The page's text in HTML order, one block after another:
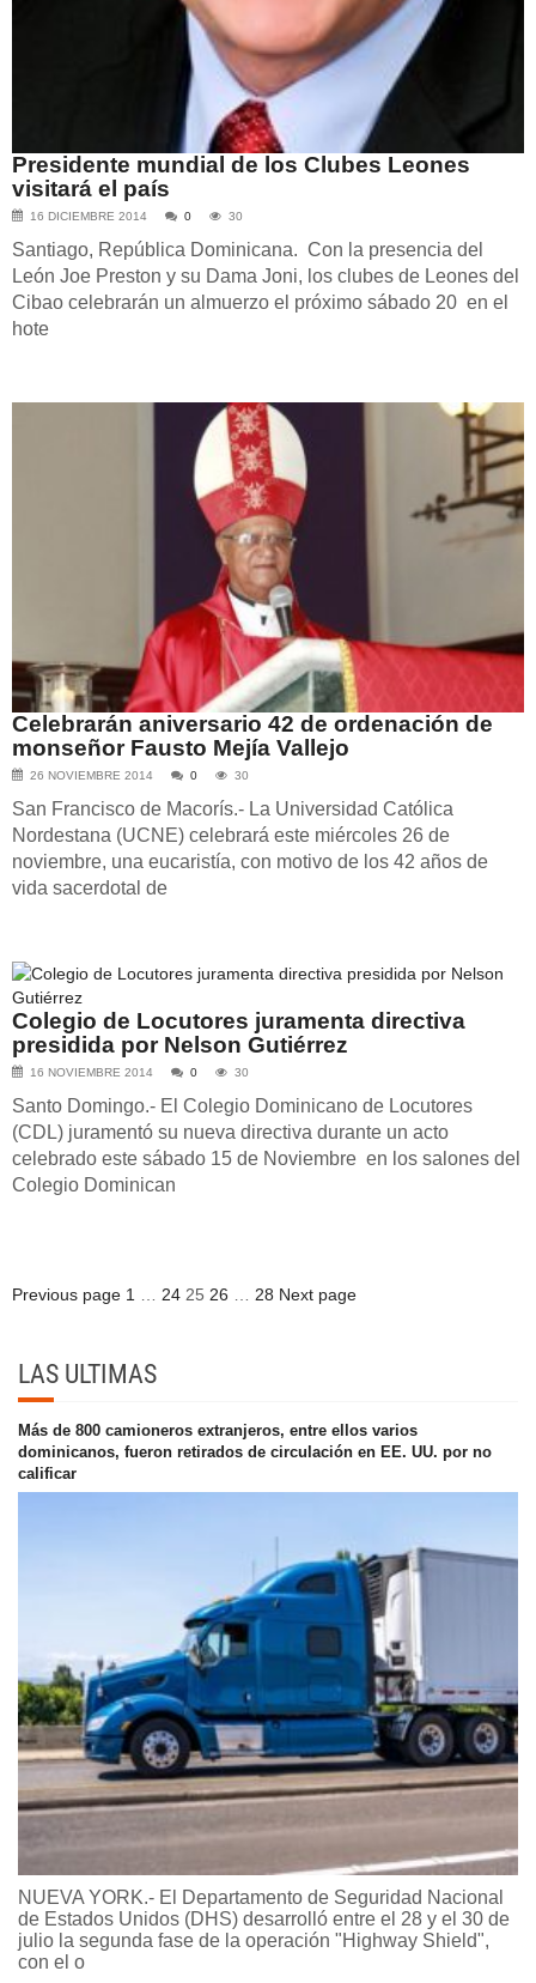
Presidente mundial de los Clubes Leones
visitará el país
16 DICIEMBRE 2014 0 30
Santiago, República Dominicana. Con la presencia del
León Joe Preston y su Dama Joni, los clubes de Leones del
Cibao celebrarán un almuerzo el próximo sábado 20 en el
hote
Celebrarán aniversario 42 de ordenación de
monseñor Fausto Mejía Vallejo
26 NOVIEMBRE 2014 0 30
San Francisco de Macorís.- La Universidad Católica
Nordestana (UCNE) celebrará este miércoles 26 de
noviembre, una eucaristía, con motivo de los 42 años de
vida sacerdotal de
Colegio de Locutores juramenta directiva
presidida por Nelson Gutiérrez
16 NOVIEMBRE 2014 0 30
Santo Domingo.- El Colegio Dominicano de Locutores
(CDL) juramentó su nueva directiva durante un acto
celebrado este sábado 15 de Noviembre en los salones del
Colegio Dominican
Posts
Previous page Page
1 … Page
24 Page
25 Page
26 … Page
28 Next page
LAS ULTIMAS
Más de 800 camioneros extranjeros, entre ellos varios
dominicanos, fueron retirados de circulación en EE. UU. por no
calificar
NUEVA YORK.- El Departamento de Seguridad Nacional
de Estados Unidos (DHS) desarrolló entre el 28 y el 30 de
julio la segunda fase de la operación "Highway Shield",
con el o